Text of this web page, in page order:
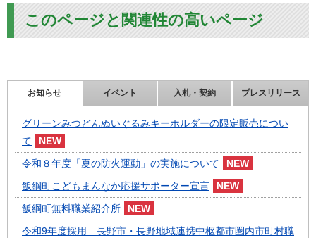
このページと関連性の高いページ
お知らせ イベント 入札・契約 プレスリリース
グリーンみつどんぬいぐるみキーホルダーの限定販売につい
て
令和８年度「夏の防火運動」の実施について
飯綱町こどもまんなか応援サポーター宣言
飯綱町無料職業紹介所
令和9年度採用 長野市・長野地域連携中枢都市圏内市町村職